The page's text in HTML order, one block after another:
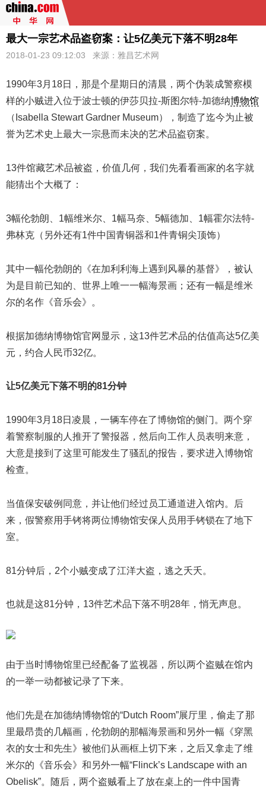
最大一宗艺术品盗窃案：让5亿美元下落不明28年
2018-01-23 09:12:03 来源：雅昌艺术网
1990年3月18日，那是个星期日的清晨，两个伪装成警察模
样的小贼进入位于波士顿的伊莎贝拉-斯图尔特-加德纳博物馆
（Isabella Stewart Gardner Museum），制造了迄今为止被
誉为艺术史上最大一宗悬而未决的艺术品盗窃案。
13件馆藏艺术品被盗，价值几何，我们先看看画家的名字就
能猜出个大概了：
3幅伦勃朗、1幅维米尔、1幅马奈、5幅德加、1幅霍尔法特-
弗林克（另外还有1件中国青铜器和1件青铜尖顶饰）
其中一幅伦勃朗的《在加利利海上遇到风暴的基督》，被认
为是目前已知的、世界上唯一一幅海景画；还有一幅是维米
尔的名作《音乐会》。
根据加德纳博物馆官网显示，这13件艺术品的估值高达5亿美
元，约合人民币32亿。
让5亿美元下落不明的81分钟
1990年3月18日凌晨，一辆车停在了博物馆的侧门。两个穿
着警察制服的人推开了警报器，然后向工作人员表明来意，
大意是接到了这里可能发生了骚乱的报告，要求进入博物馆
检查。
当值保安破例同意，并让他们经过员工通道进入馆内。后
来，假警察用手铐将两位博物馆安保人员用手铐锁在了地下
室。
81分钟后，2个小贼变成了江洋大盗，逃之夭夭。
也就是这81分钟，13件艺术品下落不明28年，悄无声息。
由于当时博物馆里已经配备了监视器，所以两个盗贼在馆内
的一举一动都被记录了下来。
他们先是在加德纳博物馆的“Dutch Room”展厅里，偷走了那
里最昂贵的几幅画，伦勃朗的那幅海景画和另外一幅《穿黑
衣的女士和先生》被他们从画框上切下来，之后又拿走了维
米尔的《音乐会》和另外一幅“Flinck’s Landscape with an
Obelisk”。随后，两个盗贼看上了放在桌上的一件中国青